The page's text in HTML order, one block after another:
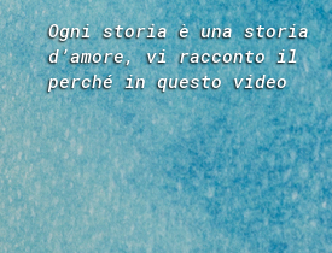
Ogni storia è una storia
d’amore, vi racconto il
perché in questo video